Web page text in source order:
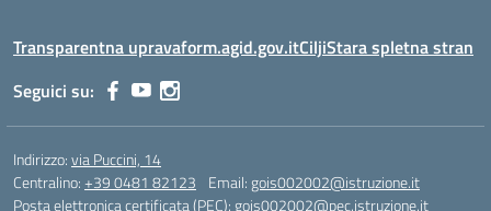
Transparentna upravaform.agid.gov.itCiljiStara spletna stran
Seguici su:
Indirizzo:via Puccini, 14
Centralino:+39 0481 82123 Email: gois002002@istruzione.it
Posta elettronica certificata (PEC): gois002002@pec.istruzione.it